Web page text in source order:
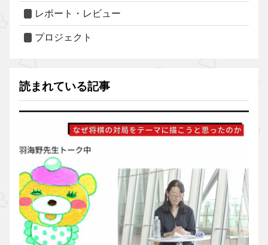
レポート・レビュー
プロジェクト
読まれている記事